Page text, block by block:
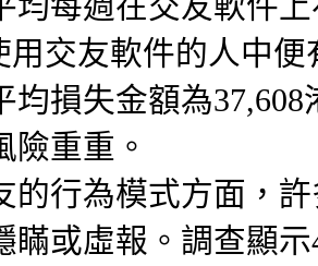
用交友軟件的人中
均損失金額為
險重重。
的行為模式方面，
瞞或虛報。調查顯